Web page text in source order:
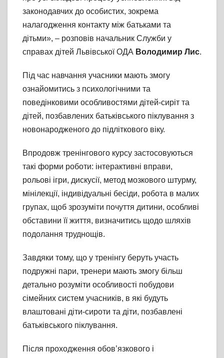
законодавчих до особистих, зокрема
налагодження контакту між батьками та
дітьми», – розповів начальник Служби у
справах дітей Львівської ОДА Володимир Лис.
Під час навчання учасники мають змогу
ознайомитись з психологічними та
поведінковими особливостями дітей-сиріт та
дітей, позбавлених батьківського піклування з
новонародженого до підліткового віку.
Впродовж тренінгового курсу застосовуються
такі форми роботи: інтерактивні вправи,
рольові ігри, дискусії, метод мозкового штурму,
мінілекції, індивідуальні бесіди, робота в малих
групах, щоб зрозуміти почуття дитини, особливі
обставини її життя, визначитись щодо шляхів
подолання труднощів.
Завдяки тому, що у тренінгу беруть участь
подружні пари, тренери мають змогу більш
детально розуміти особливості побудови
сімейних систем учасників, в які будуть
влаштовані діти-сироти та діти, позбавлені
батьківського піклування.
Після проходження обов’язкового і